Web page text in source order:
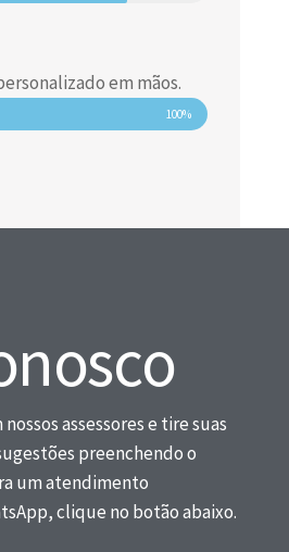
em mãos.
100%
assessores e tire suas
preenchendo o
um atendimento
clique no botão abaixo.